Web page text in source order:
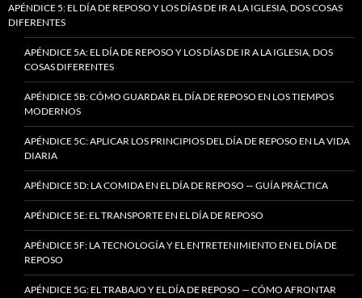
APÉNDICE 5: EL DÍA DE REPOSO Y LOS DÍAS DE IR A LA IGLESIA, DOS COSAS
DIFERENTES
APÉNDICE 5A: EL DÍA DE REPOSO Y LOS DÍAS DE IR A LA IGLESIA, DOS
COSAS DIFERENTES
APÉNDICE 5B: CÓMO GUARDAR EL DÍA DE REPOSO EN LOS TIEMPOS
MODERNOS
APÉNDICE 5C: APLICAR LOS PRINCIPIOS DEL DÍA DE REPOSO EN LA VIDA
DIARIA
APÉNDICE 5D: LA COMIDA EN EL DÍA DE REPOSO — GUÍA PRÁCTICA
APÉNDICE 5E: EL TRANSPORTE EN EL DÍA DE REPOSO
APÉNDICE 5F: LA TECNOLOGÍA Y EL ENTRETENIMIENTO EN EL DÍA DE
REPOSO
APÉNDICE 5G: EL TRABAJO Y EL DÍA DE REPOSO — CÓMO AFRONTAR